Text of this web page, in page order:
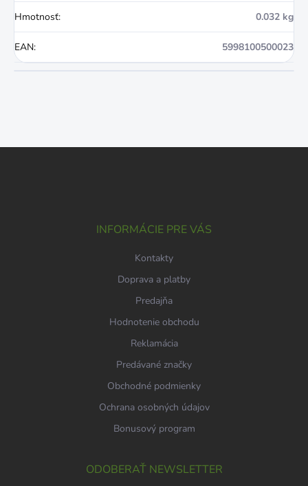
Hmotnosť: 0.032 kg
EAN: 5998100500023
INFORMÁCIE PRE VÁS
Kontakty
Doprava a platby
Predajňa
Hodnotenie obchodu
Reklamácia
Predávané značky
Obchodné podmienky
Ochrana osobných údajov
Bonusový program
ODOBERAŤ NEWSLETTER